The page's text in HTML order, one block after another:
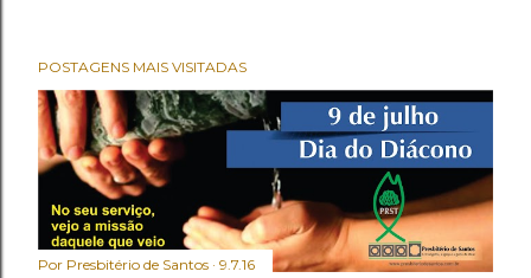
POSTAGENS MAIS VISITADAS
Por Presbitério de Santos 9.7.16